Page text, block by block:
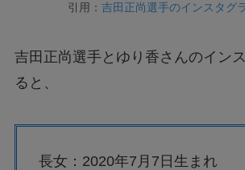
引用： 吉田正尚選手のインスタグ
吉田正尚選手とゆり香さんのイン
ると、
長女：2020年7月7日生まれ